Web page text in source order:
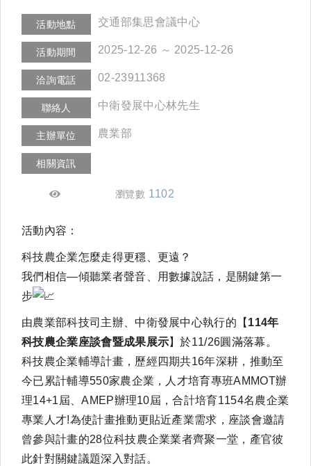
活動地點 交通部集思會議中心
活動期間 2025-12-26 ～ 2025-12-26
洽詢電話 02-23911368
聯絡人 中衛發展中心林先生
主辦單位 農業部
相關資訊
瀏覽數 1102
活動內容：
科技農企業怎麼走得更穩、更遠？
我們相信—傾聽業者聲音、用數據說話，是關鍵第一
步
由農業部科技司主辦、中衛發展中心執行的【 114年
科技農企業座談會暨成果展示】於11/26圓滿落幕。
科技農企業輔導計畫，歷經四期共16年深耕，推動至
今已累計輔導550家農企業，人才培育專班AMMOT辦
理14+1屆、AMEP辦理10屆，合計培育1154名農企業
專業人才!為使計畫推動更貼近產業需求，座談會邀請
曾參與計畫的28位科技農企業業者齊聚一堂，產官彼
此針對關鍵議題深入對話。